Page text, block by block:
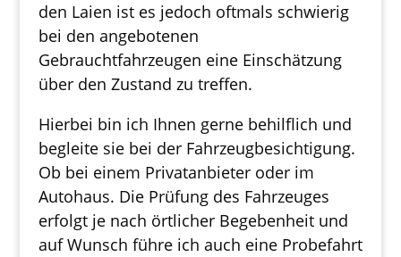
den Laien ist es jedoch oftmals schwierig
bei den angebotenen
Gebrauchtfahrzeugen eine Einschätzung
über den Zustand zu treffen.
Hierbei bin ich Ihnen gerne behilflich und
begleite sie bei der Fahrzeugbesichtigung.
Ob bei einem Privatanbieter oder im
Autohaus. Die Prüfung des Fahrzeuges
erfolgt je nach örtlicher Begebenheit und
auf Wunsch führe ich auch eine Probefahrt